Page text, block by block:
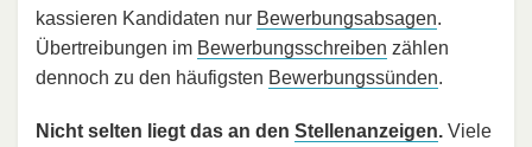
kassieren Kandidaten nur Bewerbungsabsagen.
Übertreibungen im Bewerbungsschreiben zählen
dennoch zu den häufigsten Bewerbungssünden.
Nicht selten liegt das an den Stellenanzeigen. Viele